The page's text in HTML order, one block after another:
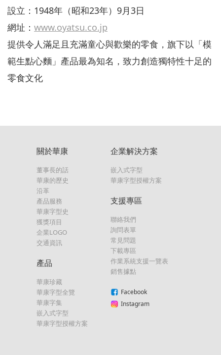
設立：1948年（昭和23年）9月3日
網址： www.oyatsu.co.jp
提供令人滿足且充滿童心與歡樂的零食，旗下以「模
範生點心麵」產品最為知名，致力創造獨特性十足的
零食文化
關於華康
董事長的話
華康的歷史
沿革
產品服務
華康字型史
獲獎項目
企業LOGO
交通資訊
產品
華康珍藏
華康字型全覽
華康字集
嵌入式字型
華康字型授權方案
企業解決方案
嵌入式字型
華康字型授權方案
支援專區
聯絡我們
詢問表單
常見問題
下載專區
作業系統支援一覽表
銷售據點
Facebook
Instagram